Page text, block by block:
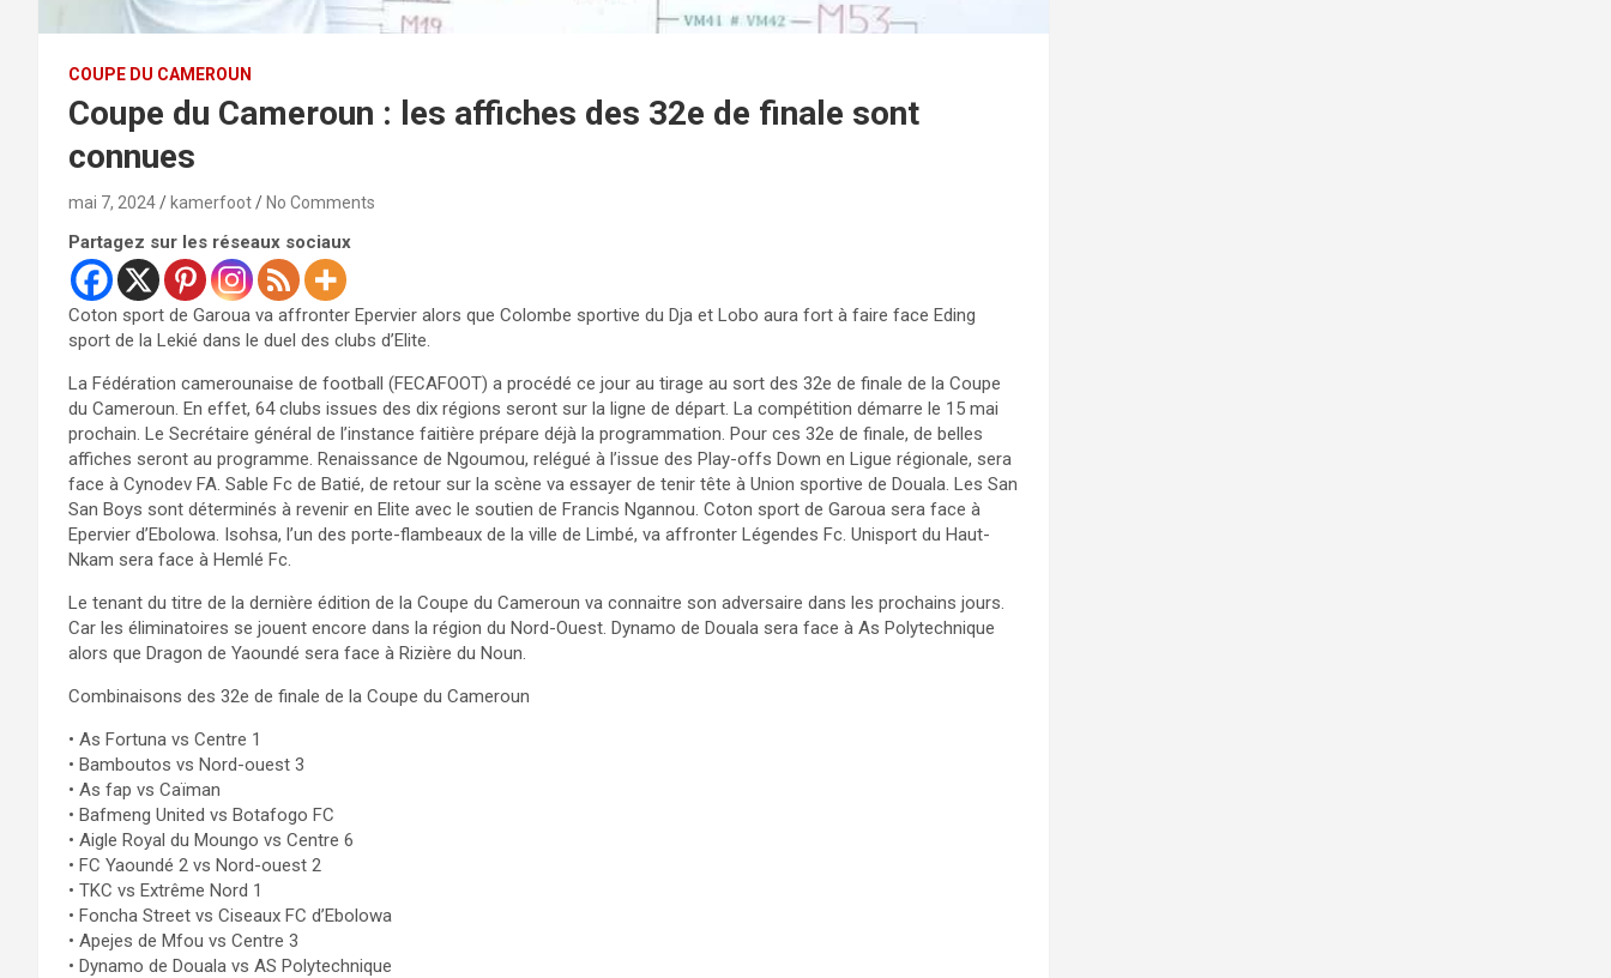
COUPE DU CAMEROUN
Coupe du Cameroun : les affiches des 32e de finale sont
connues
mai 7, 2024 kamerfoot No Comments
Partagez sur les réseaux sociaux
Coton sport de Garoua va affronter Epervier alors que Colombe sportive du Dja et Lobo aura fort à faire face Eding
sport de la Lekié dans le duel des clubs d’Elite.
La Fédération camerounaise de football (FECAFOOT) a procédé ce jour au tirage au sort des 32e de finale de la Coupe
du Cameroun. En effet, 64 clubs issues des dix régions seront sur la ligne de départ. La compétition démarre le 15 mai
prochain. Le Secrétaire général de l’instance faitière prépare déjà la programmation. Pour ces 32e de finale, de belles
affiches seront au programme. Renaissance de Ngoumou, relégué à l’issue des Play-offs Down en Ligue régionale, sera
face à Cynodev FA. Sable Fc de Batié, de retour sur la scène va essayer de tenir tête à Union sportive de Douala. Les San
San Boys sont déterminés à revenir en Elite avec le soutien de Francis Ngannou. Coton sport de Garoua sera face à
Epervier d’Ebolowa. Isohsa, l’un des porte-flambeaux de la ville de Limbé, va affronter Légendes Fc. Unisport du Haut-
Nkam sera face à Hemlé Fc.
Le tenant du titre de la dernière édition de la Coupe du Cameroun va connaitre son adversaire dans les prochains jours.
Car les éliminatoires se jouent encore dans la région du Nord-Ouest. Dynamo de Douala sera face à As Polytechnique
alors que Dragon de Yaoundé sera face à Rizière du Noun.
Combinaisons des 32e de finale de la Coupe du Cameroun
• As Fortuna vs Centre 1
• Bamboutos vs Nord-ouest 3
• As fap vs Caïman
• Bafmeng United vs Botafogo FC
• Aigle Royal du Moungo vs Centre 6
• FC Yaoundé 2 vs Nord-ouest 2
• TKC vs Extrême Nord 1
• Foncha Street vs Ciseaux FC d’Ebolowa
• Apejes de Mfou vs Centre 3
• Dynamo de Douala vs AS Polytechnique